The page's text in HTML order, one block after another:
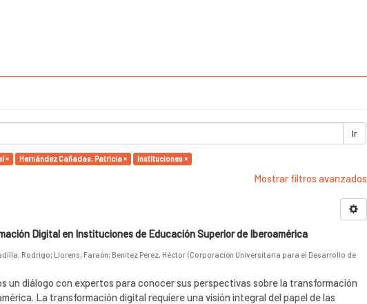
Ir
× Hernández Cañadas, Patricia × Instituciones ×
Mostrar filtros avanzados
Digital en Instituciones de Educación Superior de Iberoamérica
Rodrigo; Llorens, Faraón; Benítez Pérez, Héctor (Corporación Universitaria para el Desarrollo de
un diálogo con expertos para conocer sus perspectivas sobre la transformación
La transformación digital requiere una visión integral del papel de las